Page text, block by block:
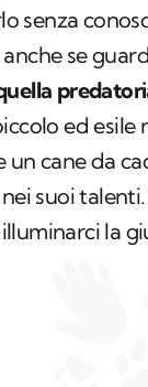
senza
se
ed
cane da
suoi
la